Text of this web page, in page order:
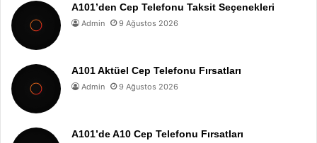
A101’den Cep Telefonu Taksit Seçenekleri
Admin 9 Ağustos 2026
A101 Aktüel Cep Telefonu Fırsatları
Admin 9 Ağustos 2026
A101’de A10 Cep Telefonu Fırsatları